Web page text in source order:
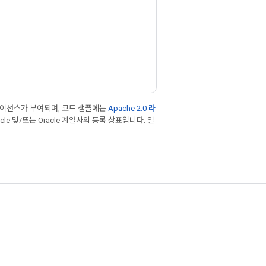
선스가 부여되며, 코드 샘플에는 Apache 2.0 라
및/또는 Oracle 계열사의 등록 상표입니다. 일